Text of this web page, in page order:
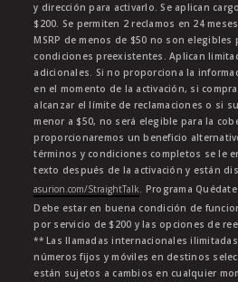
y dirección para activarlo. Se aplican
$200. Se permiten 2 reclamos en 24
MSRP de menos de $50 no son elegibles
condiciones preexistentes. Aplican
adicionales. Si no proporciona la
en el momento de la activación, si
alcanzar el límite de reclamaciones o si
menor a $50, no será elegible para la
proporcionaremos un beneficio
términos y condiciones completos se le
texto después de la activación y están
asurion.com/StraightTalk. Programa
Debe estar en buena condición de
por servicio de $200 y las opciones de
** Las llamadas internacionales
números fijos y móviles en destinos
están sujetos a cambios en cualquier